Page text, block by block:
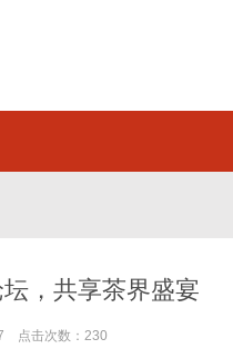
，共享茶界盛宴
点击次数：230